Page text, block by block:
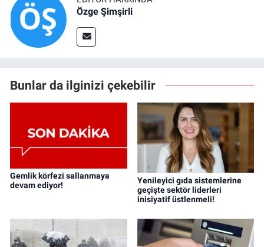
Özge Şimşirli
Bunlar da ilginizi çekebilir
Gemlik körfezi sallanmaya
devam ediyor!
Yenileyici gıda sistemlerine
geçişte sektör liderleri
inisiyatif üstlenmeli!